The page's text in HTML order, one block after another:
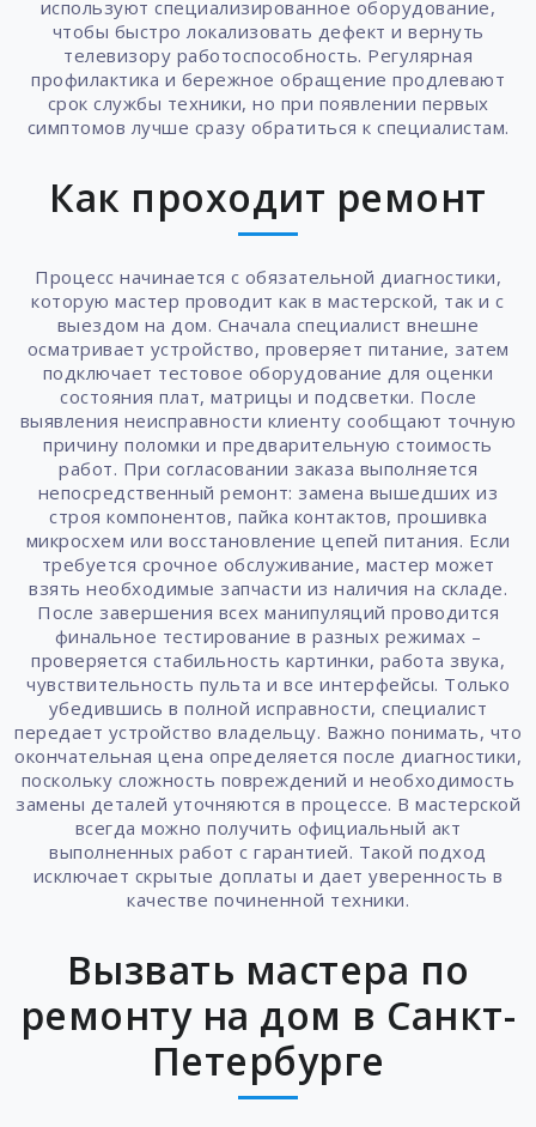
используют специализированное оборудование,
чтобы быстро локализовать дефект и вернуть
телевизору работоспособность. Регулярная
профилактика и бережное обращение продлевают
срок службы техники, но при появлении первых
симптомов лучше сразу обратиться к специалистам.
Как проходит ремонт
Процесс начинается с обязательной диагностики,
которую мастер проводит как в мастерской, так и с
выездом на дом. Сначала специалист внешне
осматривает устройство, проверяет питание, затем
подключает тестовое оборудование для оценки
состояния плат, матрицы и подсветки. После
выявления неисправности клиенту сообщают точную
причину поломки и предварительную стоимость
работ. При согласовании заказа выполняется
непосредственный ремонт: замена вышедших из
строя компонентов, пайка контактов, прошивка
микросхем или восстановление цепей питания. Если
требуется срочное обслуживание, мастер может
взять необходимые запчасти из наличия на складе.
После завершения всех манипуляций проводится
финальное тестирование в разных режимах –
проверяется стабильность картинки, работа звука,
чувствительность пульта и все интерфейсы. Только
убедившись в полной исправности, специалист
передает устройство владельцу. Важно понимать, что
окончательная цена определяется после диагностики,
поскольку сложность повреждений и необходимость
замены деталей уточняются в процессе. В мастерской
всегда можно получить официальный акт
выполненных работ с гарантией. Такой подход
исключает скрытые доплаты и дает уверенность в
качестве починенной техники.
Вызвать мастера по
ремонту на дом в Санкт-
Петербурге